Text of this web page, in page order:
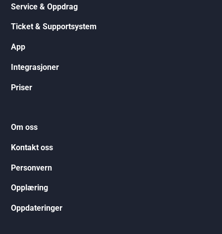
Service & Oppdrag
Ticket & Supportsystem
App
Integrasjoner
Priser
Om oss
Kontakt oss
Personvern
Opplæring
Oppdateringer